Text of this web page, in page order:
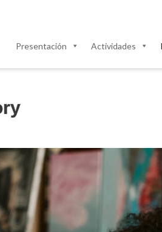
Presentación Actividades